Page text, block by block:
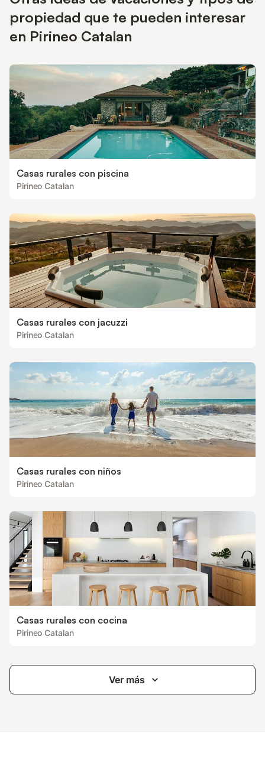
carga eléctrica en el alojamiento, está prohibido cargar
vehículos eléctricos.
propiedad que te pueden interesar
en Pirineo Catalan
Casas rurales con piscina
Pirineo Catalan
Casas rurales con jacuzzi
Pirineo Catalan
Casas rurales con niños
Pirineo Catalan
Casas rurales con cocina
Pirineo Catalan
Ver más